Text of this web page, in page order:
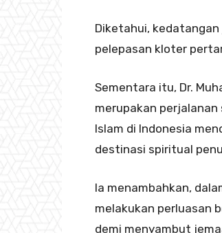
Diketahui,
pelepasan kloter
Sementara itu, Dr.
merupakan
Islam di Indonesia
destinasi spiritual
Ia menambahkan,
melakukan perluasan
demi menyambut